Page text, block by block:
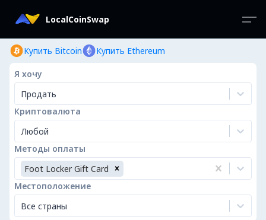
LocalCoinSwap
Купить Bitcoin Купить Ethereum
Я хочу
Продать
Криптовалюта
Любой
Методы оплаты
Foot Locker Gift Card
Местоположение
Все страны